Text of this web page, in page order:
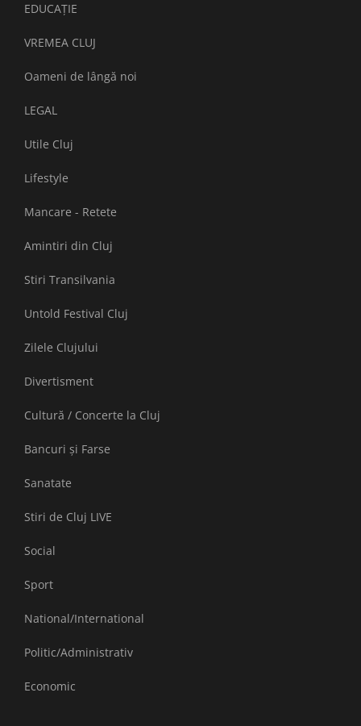
EDUCAȚIE
VREMEA CLUJ
Oameni de lângă noi
LEGAL
Utile Cluj
Lifestyle
Mancare - Retete
Amintiri din Cluj
Stiri Transilvania
Untold Festival Cluj
Zilele Clujului
Divertisment
Cultură / Concerte la Cluj
Bancuri și Farse
Sanatate
Stiri de Cluj LIVE
Social
Sport
National/International
Politic/Administrativ
Economic